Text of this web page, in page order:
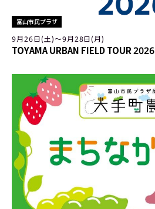
富山市民プラザ
9月26日(土)〜9月28日(月)
TOYAMA URBAN FIELD TOUR 2026